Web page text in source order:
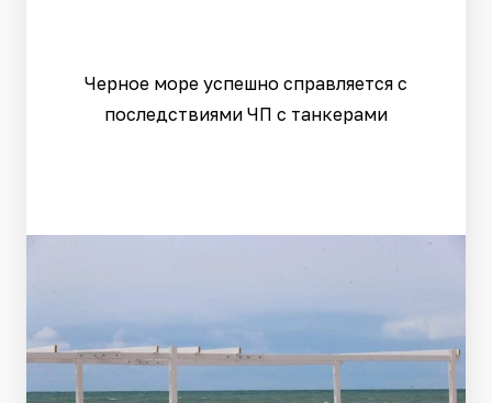
Черное море успешно справляется с
последствиями ЧП с танкерами